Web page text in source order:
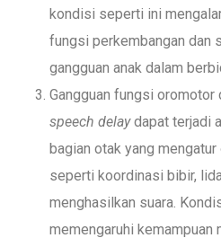
kondisi seperti ini
fungsi perkembangan dan
gangguan anak dalam
Gangguan fungsi oromotor
speech delaydapat terjadi
bagian otak yang
seperti koordinasi bibir,
menghasilkan suara.
memengaruhi kemampuan